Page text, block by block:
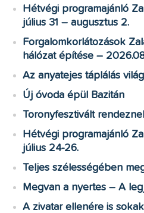
Hétvégi programajánló
július 31 – augusztus 2.
Forgalomkorlátozások
hálózat építése –
Az anyatejes táplálás
Új óvoda épül Bazitán
Toronyfesztivált
Hétvégi programajánló
július 24-26.
Teljes szélességében
Megvan a nyertes – A
A zivatar ellenére is